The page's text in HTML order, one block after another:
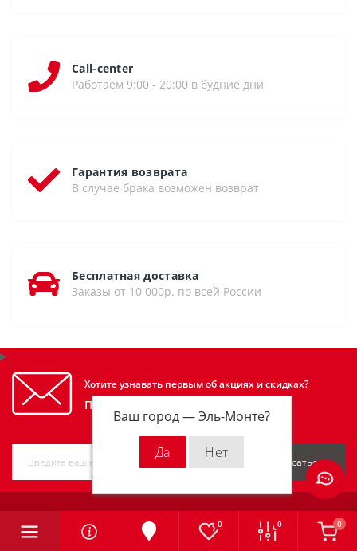
Ваш город —Эль-Монте?
0 0 0
Call-center
Работаем 9:00 - 20:00 в будние дни
Гарантия возврата
В случае брака возможен возврат
Бесплатная доставка
Заказы от 10 000р. по всей России
Хотите узнавать первым об акциях и скидках?
Подпишитесь на нашу рассылку
Подписаться
ИНФОРМАЦИЯ